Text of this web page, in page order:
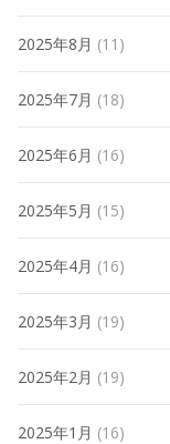
2025年8月 (11)
2025年7月 (18)
2025年6月 (16)
2025年5月 (15)
2025年4月 (16)
2025年3月 (19)
2025年2月 (19)
2025年1月 (16)